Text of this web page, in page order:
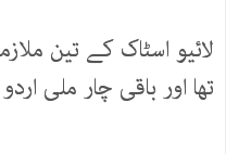
لائیو اسٹاک کے تین
تھا اور باقی چار ملی